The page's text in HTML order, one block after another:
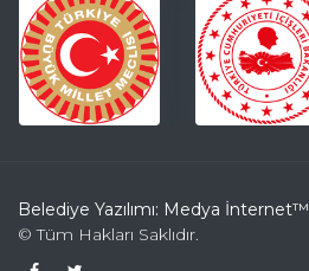
Belediye Yazılımı: Medya İnternet™
© Tüm Hakları Saklıdır.